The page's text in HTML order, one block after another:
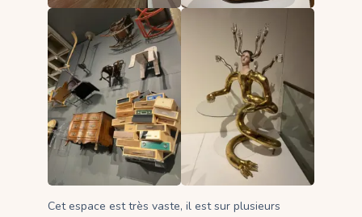
Cet espace est très vaste, il est sur plusieurs